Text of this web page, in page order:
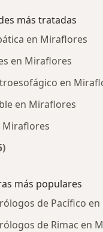
más tratadas
en Miraflores
en Miraflores
en
en Miraflores
Miraflores
más populares
de Pacífico
de Rimac en